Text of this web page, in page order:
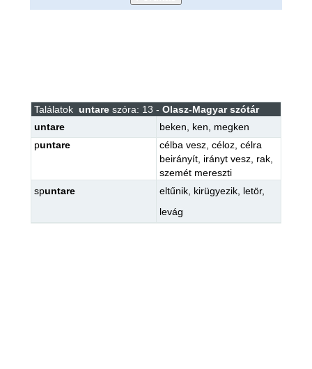
Találatok untareszóra: 13 - Olasz-Magyar szótár
untare
beken ken
megken
puntare célba vesz, céloz, célra
beirányít, irányt vesz, rak,
szemét mereszti
spuntare eltűnik, kirügyezik, letör,
levág